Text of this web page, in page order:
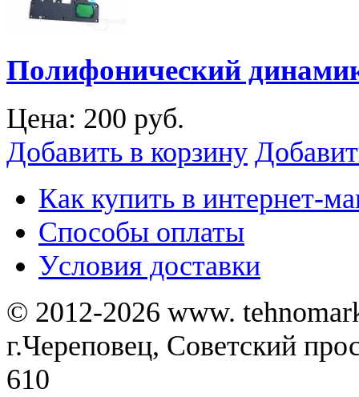
Полифонический
Цена: 200 руб.
Добавить в корзину
Как купить в интернет-
Способы оплаты
Уcловия доставки
© 2012-2026 www.
г.Череповец, Советский
610